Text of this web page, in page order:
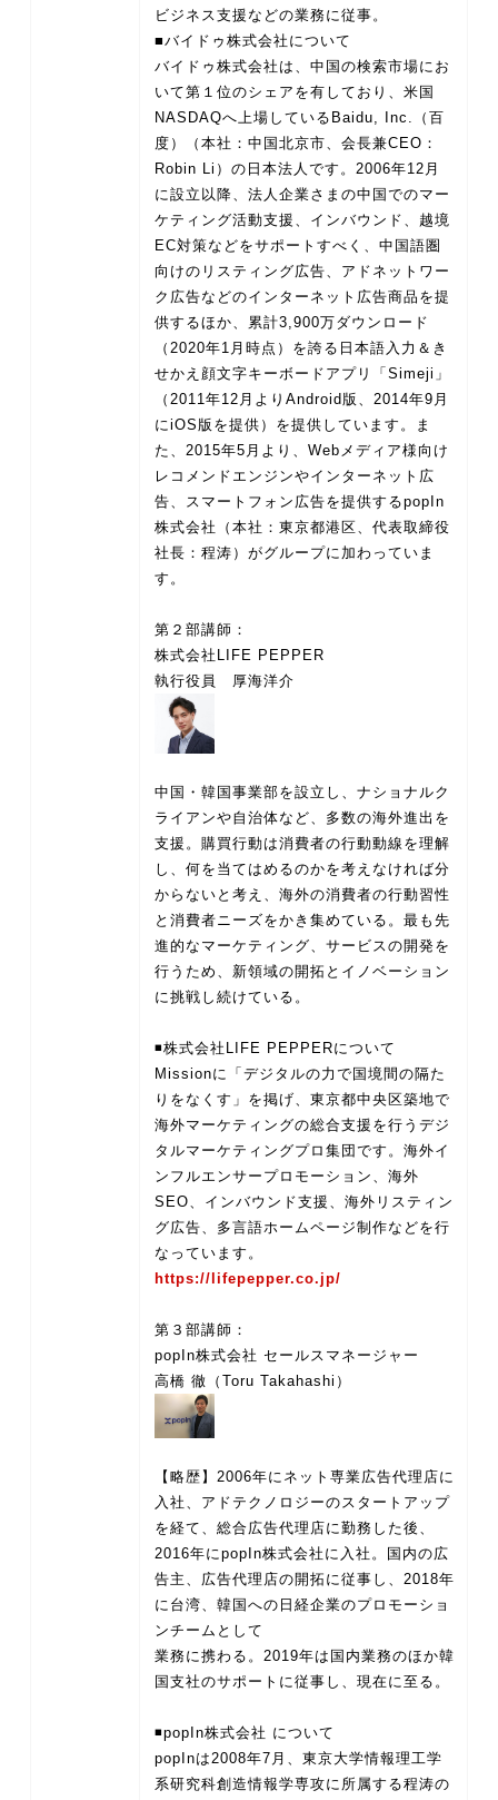
ビジネス支援などの業務に従事。
■バイドゥ株式会社について
バイドゥ株式会社は、中国の検索市場にお
いて第１位のシェアを有しており、米国
NASDAQへ上場しているBaidu, Inc.（百
度）（本社：中国北京市、会長兼CEO：
Robin Li）の日本法人です。2006年12月
に設立以降、法人企業さまの中国でのマー
ケティング活動支援、インバウンド、越境
EC対策などをサポートすべく、中国語圏
向けのリスティング広告、アドネットワー
ク広告などのインターネット広告商品を提
供するほか、累計3,900万ダウンロード
（2020年1月時点）を誇る日本語入力＆き
せかえ顔文字キーボードアプリ「Simeji」
（2011年12月よりAndroid版、2014年9月
にiOS版を提供）を提供しています。ま
た、2015年5月より、Webメディア様向け
レコメンドエンジンやインターネット広
告、スマートフォン広告を提供するpopIn
株式会社（本社：東京都港区、代表取締役
社長：程涛）がグループに加わっていま
す。
第２部講師：
株式会社LIFE PEPPER
中国・韓国事業部を設立し、ナショナルク
ライアンや自治体など、多数の海外進出を
支援。購買行動は消費者の行動動線を理解
し、何を当てはめるのかを考えなければ分
からないと考え、海外の消費者の行動習性
と消費者ニーズをかき集めている。最も先
進的なマーケティング、サービスの開発を
行うため、新領域の開拓とイノベーション
に挑戦し続けている。
◾株式会社LIFE PEPPERについて
Missionに「デジタルの力で国境間の隔た
りをなくす」を掲げ、東京都中央区築地で
海外マーケティングの総合支援を行うデジ
タルマーケティングプロ集団です。海外イ
ンフルエンサープロモーション、海外
SEO、インバウンド支援、海外リスティン
グ広告、多言語ホームページ制作などを行
https://lifepepper.co.jp/
第３部講師：
popIn株式会社 セールスマネージャー
【略歴】2006年にネット専業広告代理店に
入社、アドテクノロジーのスタートアップ
を経て、総合広告代理店に勤務した後、
2016年にpopIn株式会社に入社。国内の広
告主、広告代理店の開拓に従事し、2018年
に台湾、韓国への日経企業のプロモーショ
ンチームとして
業務に携わる。2019年は国内業務のほか韓
国支社のサポートに従事し、現在に至る。
◾popIn株式会社 について
popInは2008年7月、東京大学情報理工学
系研究科創造情報学専攻に所属する程涛の